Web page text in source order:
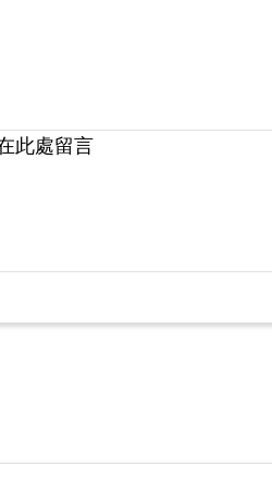
此處留言